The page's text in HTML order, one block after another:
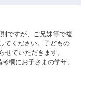
ですが、ご兄妹等で複
てください。子どもの
せていただきます。
欄にお子さまの学年、